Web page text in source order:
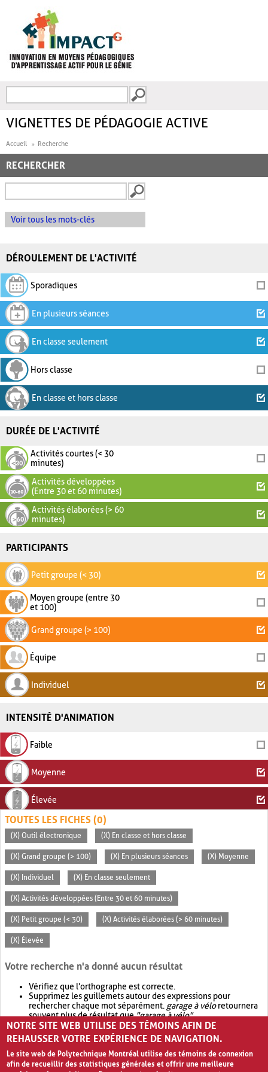
FORMULAIRE DE
VIGNETTES DE PÉDAGOGIE ACTIVE
Accueil Recherche
RECHERCHER
Voir tous les mots-clés
DÉROULEMENT DE L'ACTIVITÉ
Sporadiques
En plusieurs séances
En classe seulement
Hors classe
En classe et hors classe
DURÉE DE L'ACTIVITÉ
Activités courtes (< 30
minutes)
Activités développées
(Entre 30 et 60 minutes)
Activités élaborées (> 60
minutes)
PARTICIPANTS
Petit groupe (< 30)
Moyen groupe (entre 30
et 100)
Grand groupe (> 100)
Équipe
Individuel
INTENSITÉ D'ANIMATION
Faible
Moyenne
Élevée
TOUTES LES FICHES (0)
(X) Outil électronique (X) En classe et hors classe
(X) Grand groupe (> 100) (X) En plusieurs séances (X) Moyenne
(X) Individuel (X) En classe seulement
(X) Activités développées (Entre 30 et 60 minutes)
(X) Petit groupe (< 30) (X) Activités élaborées (> 60 minutes)
(X) Élevée
Votre recherche n'a donné aucun résultat
Vérifiez que l'orthographe est correcte.
Supprimez les guillemets autour des expressions pour
rechercher chaque mot séparément. garage à véloretournera
souvent plus de résultat que"garage à vélo".
Envisagez d'élargir votre recherche avec OR.garage OR vélo
retournera souvent plus de résultat quegarage à vélo
NOTRE SITE WEB UTILISE DES TÉMOINS AFIN DE
REHAUSSER VOTRE EXPÉRIENCE DE NAVIGATION.
Le site web de Polytechnique Montréal utilise des témoins de connexion
afin de recueillir des statistiques générales et offrir une meilleure